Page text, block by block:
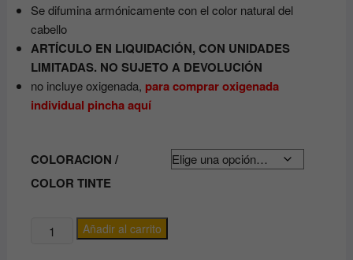
Se difumina armónicamente con el color natural del
cabello
ARTÍCULO EN LIQUIDACIÓN, CON UNIDADES
LIMITADAS. NO SUJETO A DEVOLUCIÓN
no incluye oxigenada, para comprar oxigenada
individual pincha aquí
COLORACION /
COLOR TINTE
TINTE
VEGETAL
Añadir al carrito